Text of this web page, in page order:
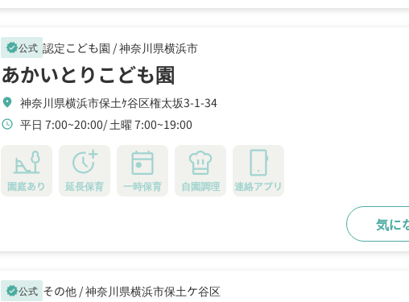
verified公式 認定こども園 /神奈川県横浜市
あかいとりこども園
location_on 神奈川県横浜市保土ｹ谷区権太坂3-1-34
schedule 平日 7:00~20:00 土曜 7:00~19:00
園庭あり 延長保育 一時保育 自園調理 連絡アプリ
気に
verified公式 その他 /神奈川県横浜市保土ケ谷区